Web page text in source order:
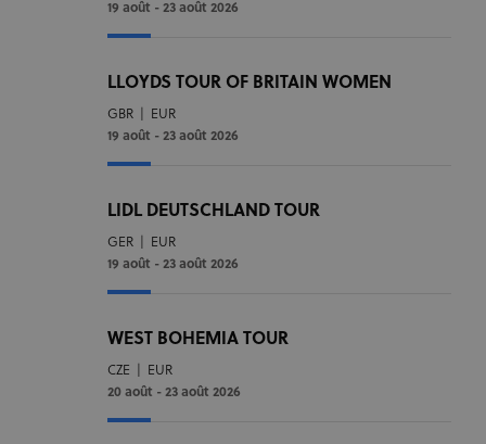
19 août - 23 août 2026
LLOYDS TOUR OF BRITAIN WOMEN
GBR
EUR
19 août - 23 août 2026
LIDL DEUTSCHLAND TOUR
GER
EUR
19 août - 23 août 2026
WEST BOHEMIA TOUR
CZE
EUR
20 août - 23 août 2026